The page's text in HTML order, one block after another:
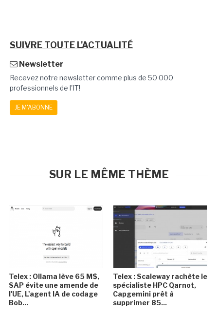
SUIVRE TOUTE L'ACTUALITÉ
Newsletter
Recevez notre newsletter comme plus de 50 000
professionnels de l'IT!
JE M'ABONNE
SUR LE MÊME THÈME
Telex : Ollama lève 65 M$,
SAP évite une amende de
l'UE, L'agent IA de codage
Bob...
Telex : Scaleway rachète le
spécialiste HPC Qarnot,
Capgemini prêt à
supprimer 85...